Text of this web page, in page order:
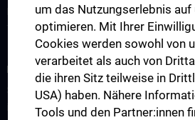
Forschung Institut für Spezifische
Tropenmedizin
FORSCHUNGSPROJEKTE
SFB-F70: HIT - HDACs as regulators of T
in health and disease
um das Nutzungserlebnis auf
optimieren. Mit Ihrer
Cookies werden sowohl von
verarbeitet als auch von
die ihren Sitz teilweise in
USA) haben. Nähere
Tools und den Partner:innen